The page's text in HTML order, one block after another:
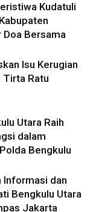
Kudatuli
Doa Bersama
Isu Kerugian
Tirta Ratu
Utara Raih
dalam
Bengkulu
Informasi dan
Bengkulu Utara
Jakarta